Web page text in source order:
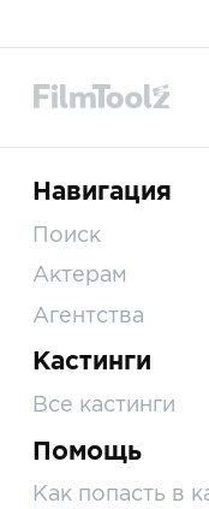
Навигация
Поиск
Актерам
Агентства
Кастинги
Все кастинги
Помощь
Как попасть в